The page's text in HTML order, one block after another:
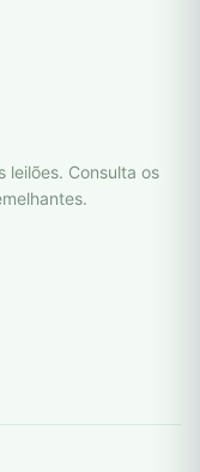
leilões. Consulta os